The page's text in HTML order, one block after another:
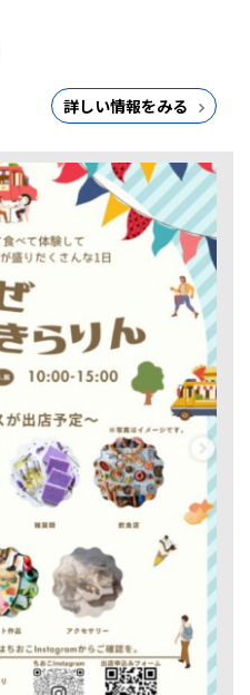
詳しい情報をみる